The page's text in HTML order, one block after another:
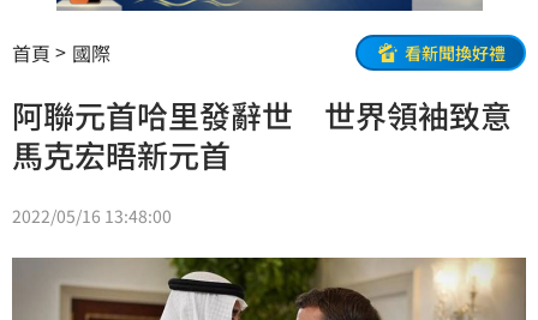
首頁 國際 看新聞換好禮
阿聯元首哈里發辭世 世界領袖致意
馬克宏晤新元首
2022/05/16 13:48:00